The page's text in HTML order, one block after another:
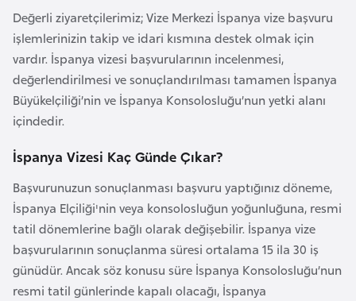
Değerli ziyaretçilerimiz; Vize Merkezi İspanya vize başvuru
işlemlerinizin takip ve idari kısmına destek olmak için
vardır. İspanya vizesi başvurularının incelenmesi,
değerlendirilmesi ve sonuçlandırılması tamamen İspanya
Büyükelçiliği’nin ve İspanya Konsolosluğu’nun yetki alanı
içindedir.
İspanya Vizesi Kaç Günde Çıkar?
Başvurunuzun sonuçlanması başvuru yaptığınız döneme,
İspanya Elçiliği'nin veya konsolosluğun yoğunluğuna, resmi
tatil dönemlerine bağlı olarak değişebilir. İspanya vize
başvurularının sonuçlanma süresi ortalama 15 ila 30 iş
günüdür. Ancak söz konusu süre İspanya Konsolosluğu’nun
resmi tatil günlerinde kapalı olacağı, İspanya
n
i
t
a
n
E
s
t
o
n
y
a